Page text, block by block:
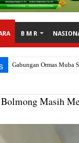
B M R
Gabungan Ormas Muba
Masih